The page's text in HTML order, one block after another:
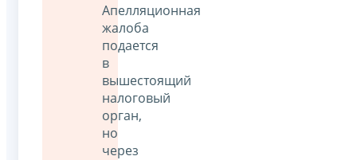
Апелляционная
жалоба
подается
в
вышестоящий
налоговый
орган,
но
через